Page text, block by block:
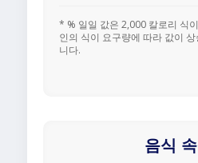
* % 일일 값은 2,000 칼로리 식
인의 식이 요구량에 따라 값이
니다.
음식